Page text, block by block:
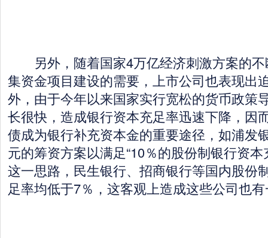
另外，随着国家4万亿经济刺激方案的不
集资金项目建设的需要，上市公司也表现出
外，由于今年以来国家实行宽松的货币政策
长很快，造成银行资本充足率迅速下降，因
债成为银行补充资本金的重要途径，如浦发
元的筹资方案以满足“10％的股份制银行资
这一思路，民生银行、招商银行等国内股份
足率均低于7％，这客观上造成这些公司也